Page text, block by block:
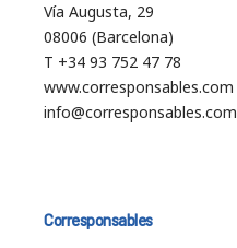
Vía Augusta, 29
08006 (Barcelona)
T +34 93 752 47 78
www.corresponsables.com
info@corresponsables.com
Corresponsables